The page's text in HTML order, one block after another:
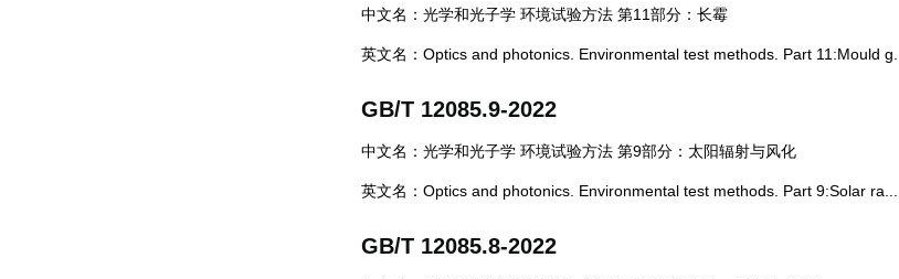
中文名：光学和光子学 环境试验方法 第11部分：长霉
英文名：Optics and photonics. Environmental test methods. Part 11:Mould g...
GB/T 12085.9-2022
中文名：光学和光子学 环境试验方法 第9部分：太阳辐射与风化
英文名：Optics and photonics. Environmental test methods. Part 9:Solar ra...
GB/T 12085.8-2022